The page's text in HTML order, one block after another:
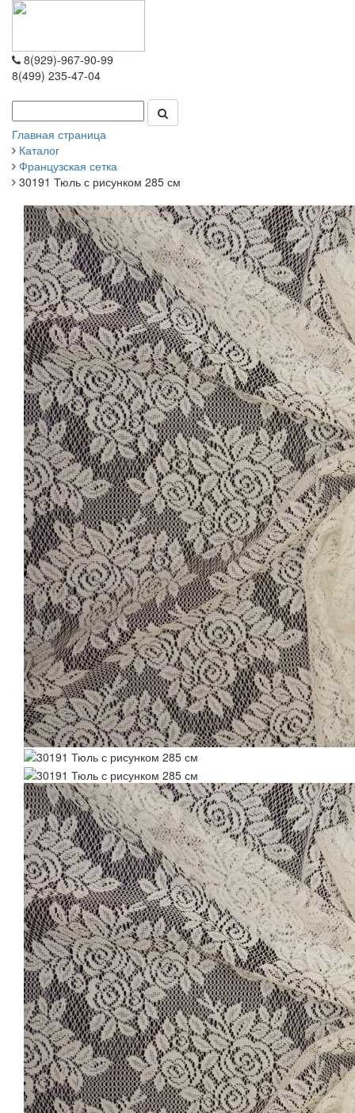
8(929)-967-90-99
8(499) 235-47-04
Главная страница
Каталог
Французская сетка
30191 Тюль с рисунком 285 см